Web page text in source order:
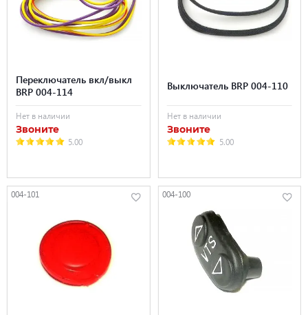
Переключатель вкл/выкл
BRP 004-114
Нет в наличии
Звоните
5.00
Выключатель BRP 004-110
Нет в наличии
Звоните
5.00
004-101 004-100